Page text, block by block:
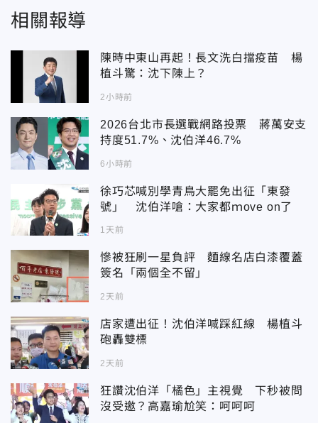
相關報導
陳時中東山再起！長文洗白擋疫苗 楊
植斗驚：沈下陳上？
2小時前
2026台北市長選戰網路投票 蔣萬安支
持度51.7%、沈伯洋46.7%
6小時前
徐巧芯喊別學青鳥大罷免出征「東發
號」 沈伯洋嗆：大家都ｍove on了
1天前
慘被狂刷一星負評 麵線名店白漆覆蓋
簽名「兩個全不留」
2天前
店家遭出征！沈伯洋喊踩紅線 楊植斗
砲轟雙標
2天前
狂讚沈伯洋「橘色」主視覺 下秒被問
沒受邀？高嘉瑜尬笑：呵呵呵